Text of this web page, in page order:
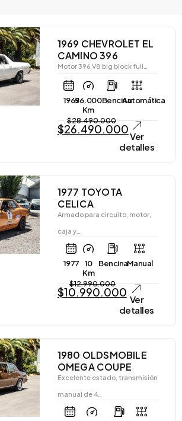
1969 CHEVROLET EL
CAMINO 396
Motor 396 V8 big block full…
196956.000
Km
BencinaAutomática
$28.490.000
$26.490.000
Ver
detalles
1977 TOYOTA
CELICA
Armado para circuito, motor,
caja y…
1977
10
Km
BencinaManual
$12.990.000
$10.990.000
Ver
detalles
1980 OLDSMOBILE
OMEGA COUPE
Excelente estado, transmisión
manual de 4…